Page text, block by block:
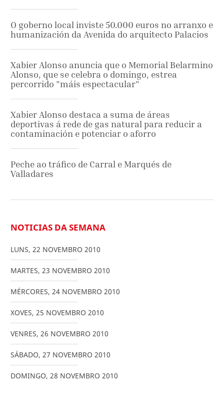
O goberno local inviste 50.000 euros no arranxo e
humanización da Avenida do arquitecto Palacios
Xabier Alonso anuncia que o Memorial Belarmino
Alonso, que se celebra o domingo, estrea
percorrido "máis espectacular"
Xabier Alonso destaca a suma de áreas
deportivas á rede de gas natural para reducir a
contaminación e potenciar o aforro
Peche ao tráfico de Carral e Marqués de
Valladares
NOTICIAS DA SEMANA
LUNS, 22 NOVEMBRO 2010
MARTES, 23 NOVEMBRO 2010
MÉRCORES, 24 NOVEMBRO 2010
XOVES, 25 NOVEMBRO 2010
VENRES, 26 NOVEMBRO 2010
SÁBADO, 27 NOVEMBRO 2010
DOMINGO, 28 NOVEMBRO 2010